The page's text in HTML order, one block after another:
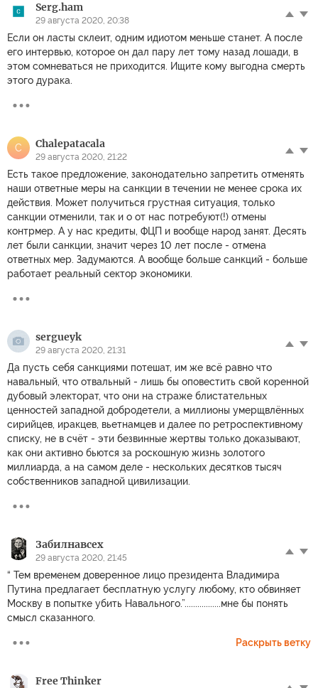
Serg.ham
29 августа 2020, 20:38
Если он ласты склеит, одним идиотом меньше станет. А после
его интервью, которое он дал пару лет тому назад лошади, в
этом сомневаться не приходится. Ищите кому выгодна смерть
этого дурака.
C Chalepatacala
29 августа 2020, 21:22
Есть такое предложение, законодательно запретить отменять
наши ответные меры на санкции в течении не менее срока их
действия. Может получиться грустная ситуация, только
санкции отменили, так и о от нас потребуют(!) отмены
контрмер. А у нас кредиты, ФЦП и вообще народ занят. Десять
лет были санкции, значит через 10 лет после - отмена
ответных мер. Задумаются. А вообще больше санкций - больше
работает реальный сектор экономики.
sergueyk
29 августа 2020, 21:31
Да пусть себя санкциями потешат, им же всё равно что
навальный, что отвальный - лишь бы оповестить свой коренной
дубовый электорат, что они на страже блистательных
ценностей западной добродетели, а миллионы умерщвлённых
сирийцев, иракцев, вьетнамцев и далее по ретроспективному
списку, не в счёт - эти безвинные жертвы только доказывают,
как они активно бьются за роскошную жизнь золотого
миллиарда, а на самом деле - нескольких десятков тысяч
собственников западной цивилизации.
Забилнавсех
29 августа 2020, 21:45
“ Тем временем доверенное лицо президента Владимира
Путина предлагает бесплатную услугу любому, кто обвиняет
Москву в попытке убить Навального.”.................мне бы понять
смысл сказанного.
Раскрыть ветку
Free Thinker